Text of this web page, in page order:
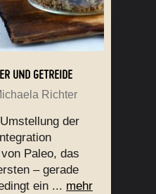
UND GETREIDE
Richter
der
Paleo, das
– gerade
ein ... mehr